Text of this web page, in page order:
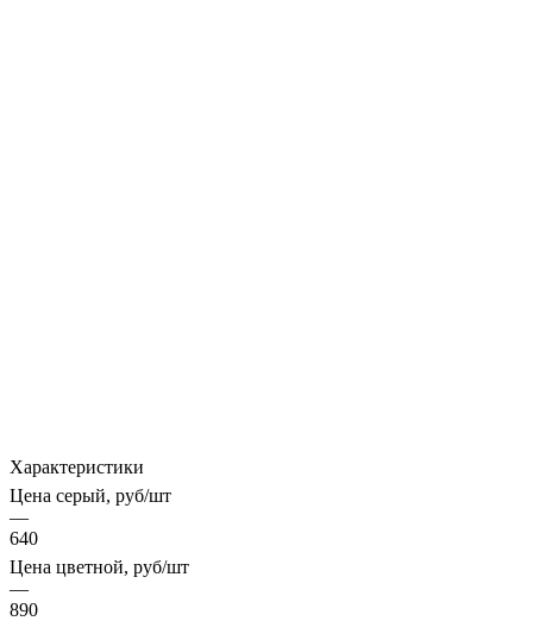
Характеристики
Цена серый, руб/шт
—
640
Цена цветной, руб/шт
—
890